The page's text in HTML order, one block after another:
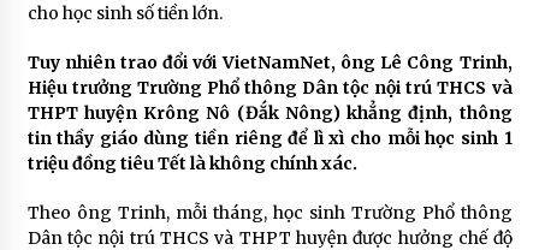
cho học sinh số tiền lớn.
Tuy nhiên trao đổi với VietNamNet, ông Lê Công Trinh,
Hiệu trưởng Trường Phổ thông Dân tộc nội trú THCS và
THPT huyện Krông Nô (Đắk Nông) khẳng định, thông
tin thầy giáo dùng tiền riêng để lì xì cho mỗi học sinh 1
triệu đồng tiêu Tết là không chính xác.
Theo ông Trinh, mỗi tháng, học sinh Trường Phổ thông
Dân tộc nội trú THCS và THPT huyện được hưởng chế độ